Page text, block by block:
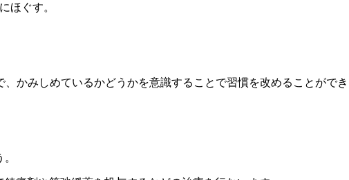
ほぐす。
かみしめているかどうかを意識することで習慣を改めることができ